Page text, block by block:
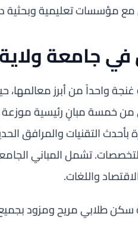
مع مؤسسات تعليمية وبحثية
في جامعة
واحداً من أبرز معالمها،
من خمسة مبانٍ رئيسية
التقنيات والمرافق
تشمل المباني
واللغات.
طلابي مريح ومزود بجميع